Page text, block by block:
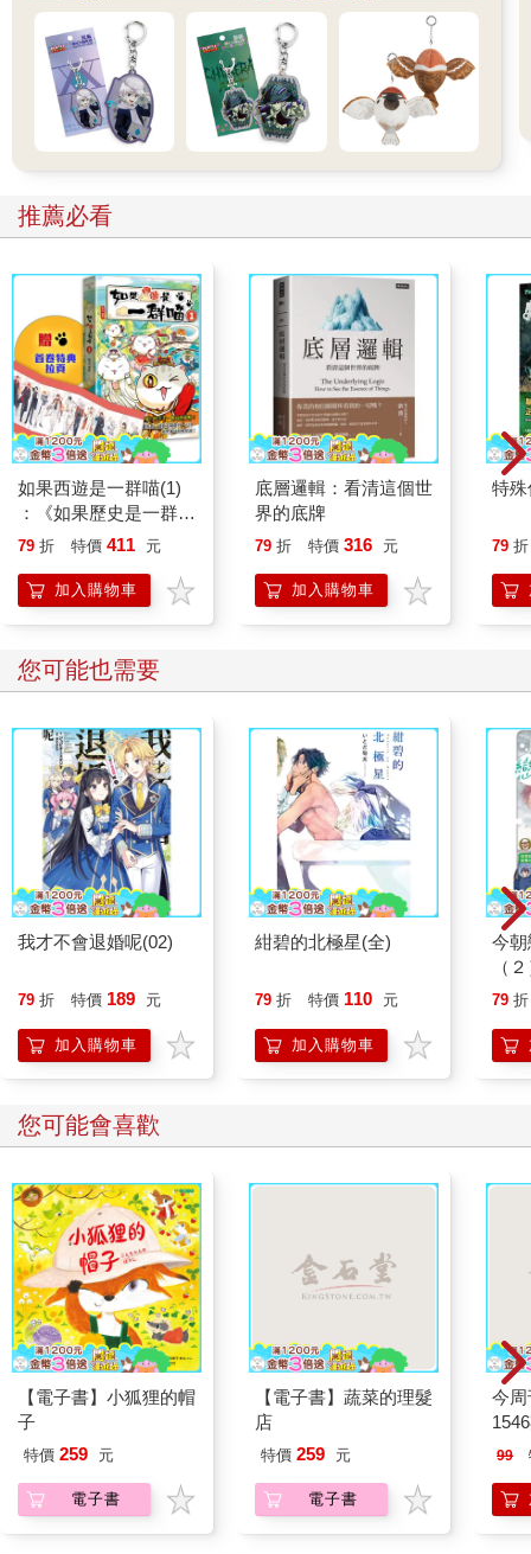
推薦必看
如果西遊是一群喵(1)
：《如果歷史是一群
喵》作者最新力作，附
79 折 特價 411 元
加入購物車
底層邏輯：看清這個世
界的底牌
79 折 特價 316 元
加入購物車
特
79 折
您可能也需要
我才不會退婚呢(02)
79 折 特價 189 元
加入購物車
紺碧的北極星(全)
79 折 特價 110 元
加入購物車
今
（
79 折
您可能會喜歡
【電子書】小狐狸的帽
子
特價 259 元
電子書
【電子書】蔬菜的理髮
店
特價 259 元
電子書
今周
99